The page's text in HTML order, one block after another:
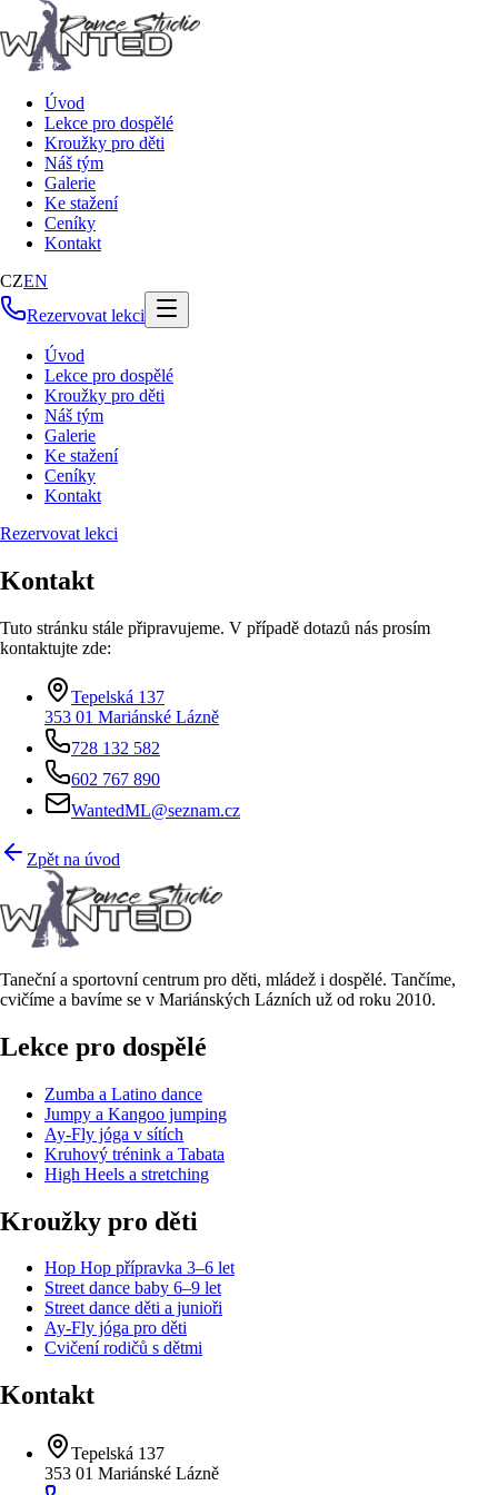
Úvod
Lekce pro dospělé
Kroužky pro děti
Náš tým
Galerie
Ke stažení
Ceníky
Kontakt
CZEN
Rezervovat lekci
Úvod
Lekce pro dospělé
Kroužky pro děti
Náš tým
Galerie
Ke stažení
Ceníky
Kontakt
Rezervovat lekci
Kontakt
Tuto stránku stále připravujeme. V případě dotazů nás prosím
kontaktujte zde:
Tepelská 137
353 01 Mariánské Lázně
728 132 582
602 767 890
WantedML@seznam.cz
Zpět na úvod
Taneční a sportovní centrum pro děti, mládež i dospělé. Tančíme,
cvičíme a bavíme se v Mariánských Lázních už od roku 2010.
Lekce pro dospělé
Zumba a Latino dance
Jumpy a Kangoo jumping
Ay-Fly jóga v sítích
Kruhový trénink a Tabata
High Heels a stretching
Kroužky pro děti
Hop Hop přípravka 3–6 let
Street dance baby 6–9 let
Street dance děti a junioři
Ay-Fly jóga pro děti
Cvičení rodičů s dětmi
Kontakt
Tepelská 137
353 01 Mariánské Lázně